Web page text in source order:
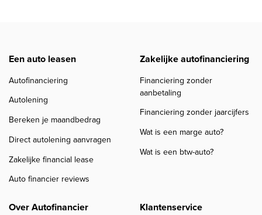
Een auto leasen
Autofinanciering
Autolening
Bereken je maandbedrag
Direct autolening aanvragen
Zakelijke financial lease
Auto financier reviews
Zakelijke autofinanciering
Financiering zonder
aanbetaling
Financiering zonder jaarcijfers
Wat is een marge auto?
Wat is een btw-auto?
Over Autofinancier
Klantenservice